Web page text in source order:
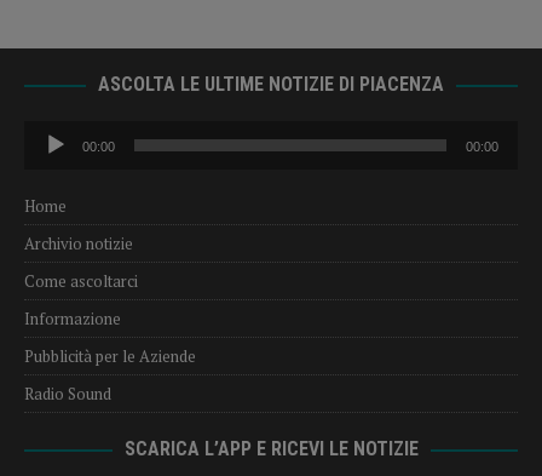
ASCOLTA LE ULTIME NOTIZIE DI PIACENZA
Audio
Player
00:00 00:00
Home
Archivio notizie
Come ascoltarci
Informazione
Pubblicità per le Aziende
Radio Sound
SCARICA L’APP E RICEVI LE NOTIZIE